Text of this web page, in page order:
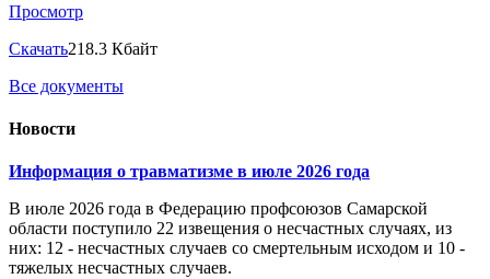
Просмотр
Скачать218.3 Кбайт
Все документы
Новости
Информация о травматизме в июле 2026 года
В июле 2026 года в Федерацию профсоюзов Самарской
области поступило 22 извещения о несчастных случаях, из
них: 12 - несчастных случаев со смертельным исходом и 10 -
тяжелых несчастных случаев.